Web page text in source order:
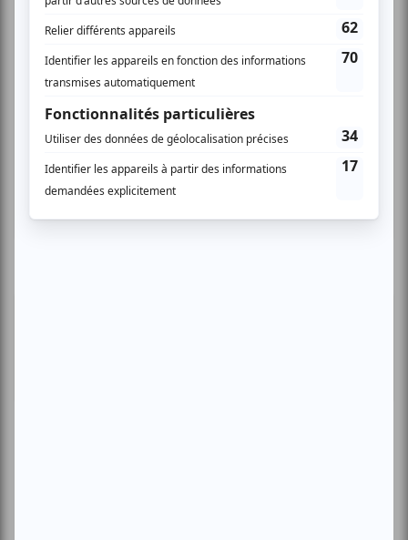
Festival Colline
Musique Québécoise Pop franco
Festival Colline
Lac-Mégantic
Plusieurs offres promo